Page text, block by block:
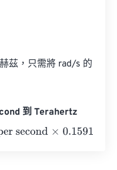
茲，只需將 rad/s 的
到 Terahertz
×0.1591549430919